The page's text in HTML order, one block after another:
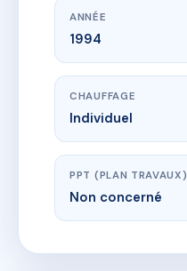
ANNÉE
1994
CHAUFFAGE
Individuel
PPT (PLAN TRAVAUX)
Non concerné